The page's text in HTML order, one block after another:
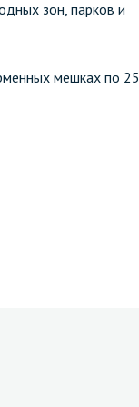
зон, парков и
мешках по 25